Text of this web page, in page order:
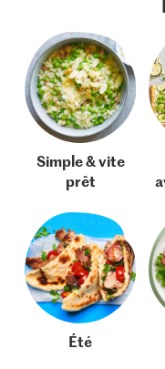
Simple & vite
prêt
Été